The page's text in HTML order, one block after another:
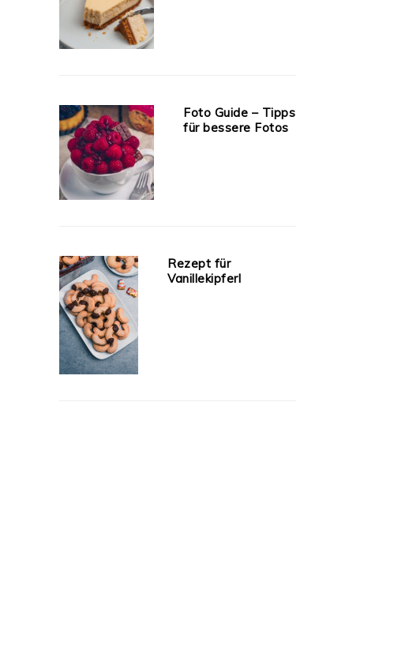
Foto Guide – Tipps
für bessere Fotos
Rezept für
Vanillekipferl